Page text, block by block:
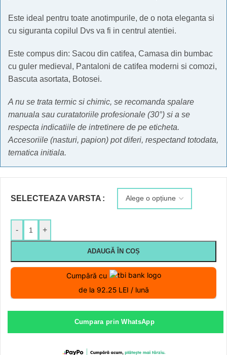
Este ideal pentru toate anotimpurile, de o nota eleganta si
cu siguranta copilul Dvs va fi in centrul atentiei.
Este compus din: Sacou din catifea, Camasa din bumbac
cu guler medieval, Pantaloni de catifea moderni si comozi,
Bascuta asortata, Botosei.
A nu se trata termic si chimic, se recomanda spalare
manuala sau curatatoriile profesionale (30°) si a se
respecta indicatiile de intretinere de pe eticheta.
Accesoriile (nasturi, papion) pot diferi, respectand totodata,
tematica initiala.
SELECTEAZA VARSTA
- +
ADAUGĂ ÎN COȘ
Cumpără cu
de la 92.25 LEI / lună
Cumpara prin WhatsApp